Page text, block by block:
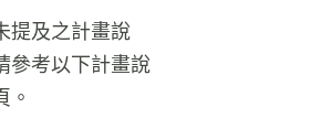
提及之計畫說
參考以下計畫說
。